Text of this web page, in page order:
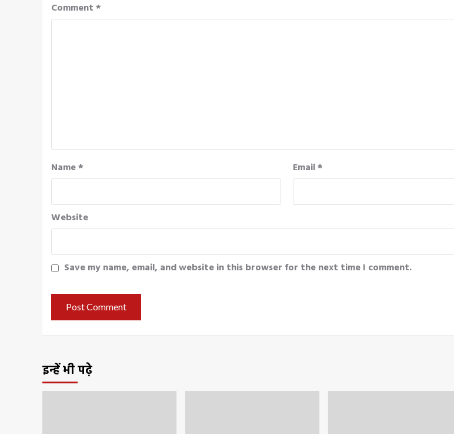
Comment*
Name* Email*
Website
Save my name, email, and website in this browser for the next time I comment.
इन्हें भी पढ़े